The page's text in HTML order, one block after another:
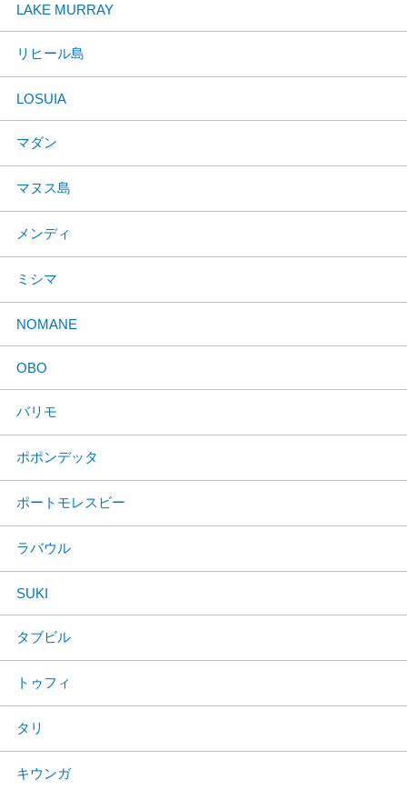
LAKE MURRAY
リヒール島
LOSUIA
マダン
マヌス島
メンディ
ミシマ
NOMANE
OBO
バリモ
ポポンデッタ
ポートモレスビー
ラバウル
SUKI
タブビル
トゥフィ
タリ
キウンガ